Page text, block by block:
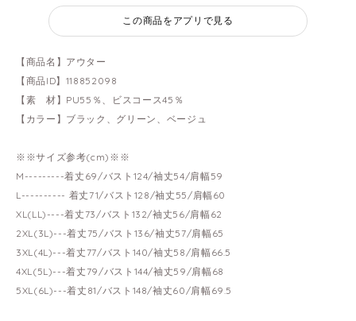
この商品をアプリで見る
【商品名】アウター
【商品ID】118852098
【素 材】PU55％、ビスコース45％
【カラー】ブラック、グリーン、ベージュ
※※サイズ参考(cm)※※
M---------着丈69/バスト124/袖丈54/肩幅59
L---------- 着丈71/バスト128/袖丈55/肩幅60
XL(LL)----着丈73/バスト132/袖丈56/肩幅62
2XL(3L)---着丈75/バスト136/袖丈57/肩幅65
3XL(4L)---着丈77/バスト140/袖丈58/肩幅66.5
4XL(5L)---着丈79/バスト144/袖丈59/肩幅68
5XL(6L)---着丈81/バスト148/袖丈60/肩幅69.5